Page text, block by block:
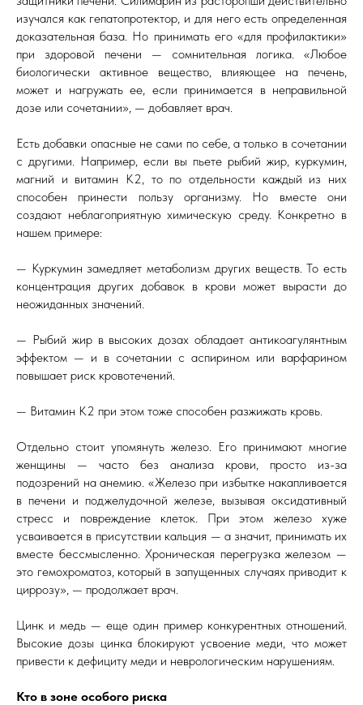
изучался как гепатопротектор, и для него есть определенная
доказательная база. Но принимать его «для профилактики»
при здоровой печени — сомнительная логика. «Любое
биологически активное вещество, влияющее на печень,
может и нагружать ее, если принимается в неправильной
дозе или сочетании», — добавляет врач.
Есть добавки опасные не сами по себе, а только в сочетании
с другими. Например, если вы пьете рыбий жир, куркумин,
магний и витамин K2, то по отдельности каждый из них
способен принести пользу организму. Но вместе они
создают неблагоприятную химическую среду. Конкретно в
нашем примере:
— Куркумин замедляет метаболизм других веществ. То есть
концентрация других добавок в крови может вырасти до
неожиданных значений.
— Рыбий жир в высоких дозах обладает антикоагулянтным
эффектом — и в сочетании с аспирином или варфарином
повышает риск кровотечений.
— Витамин K2 при этом тоже способен разжижать кровь.
Отдельно стоит упомянуть железо. Его принимают многие
женщины — часто без анализа крови, просто из-за
подозрений на анемию. «Железо при избытке накапливается
в печени и поджелудочной железе, вызывая оксидативный
стресс и повреждение клеток. При этом железо хуже
усваивается в присутствии кальция — а значит, принимать их
вместе бессмысленно. Хроническая перегрузка железом —
это гемохроматоз, который в запущенных случаях приводит к
циррозу», — продолжает врач.
Цинк и медь — еще один пример конкурентных отношений.
Высокие дозы цинка блокируют усвоение меди, что может
привести к дефициту меди и неврологическим нарушениям.
Кто в зоне особого риска